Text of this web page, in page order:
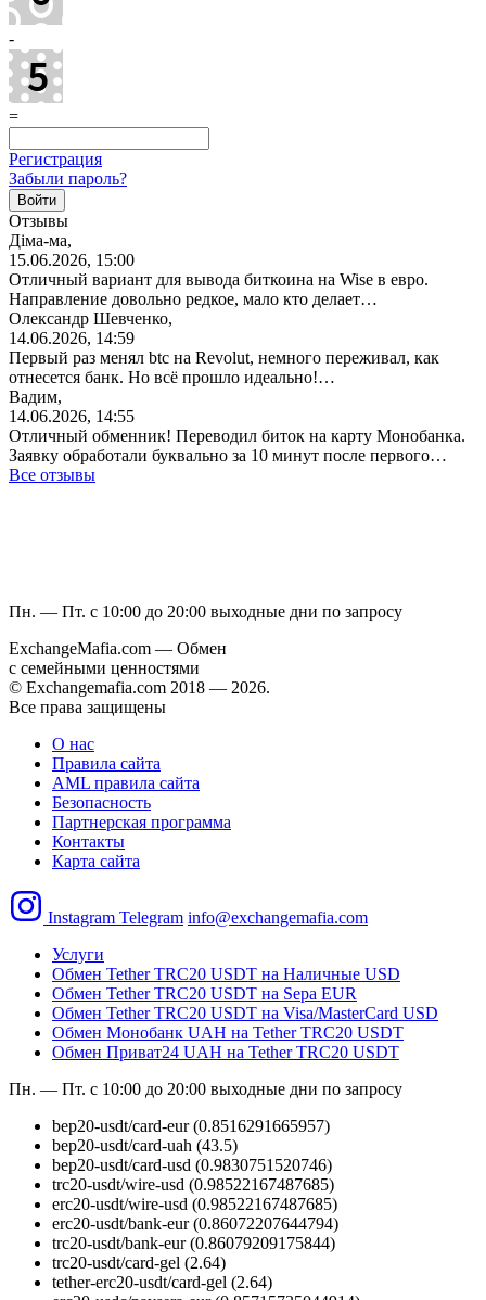
-
=
Регистрация
Забыли пароль?
Отзывы
Діма-ма,
15.06.2026, 15:00
Отличный вариант для вывода биткоина на Wise в евро.
Направление довольно редкое, мало кто делает…
Олександр Шевченко,
14.06.2026, 14:59
Первый раз менял btc на Revolut, немного переживал, как
отнесется банк. Но всё прошло идеально!…
Вадим,
14.06.2026, 14:55
Отличный обменник! Переводил биток на карту Монобанка.
Заявку обработали буквально за 10 минут после первого…
Все отзывы
Пн. — Пт. с 10:00 до 20:00 выходные дни по запросу
ExchangeMafia.com — Обмен
с семейными ценностями
© Exchangemafia.com 2018 — 2026.
Все права защищены
О нас
Правила сайта
AML правила сайта
Безопасность
Партнерская программа
Контакты
Карта сайта
Instagram Telegram info@exchangemafia.com
Услуги
Обмен Tether TRC20 USDT на Наличные USD
Обмен Tether TRC20 USDT на Sepa EUR
Обмен Tether TRC20 USDT на Visa/MasterCard USD
Обмен Монобанк UAH на Tether TRC20 USDT
Обмен Приват24 UAH на Tether TRC20 USDT
Пн. — Пт. с 10:00 до 20:00 выходные дни по запросу
bep20-usdt/card-eur (0.8516291665957)
bep20-usdt/card-uah (43.5)
bep20-usdt/card-usd (0.9830751520746)
trc20-usdt/wire-usd (0.98522167487685)
erc20-usdt/wire-usd (0.98522167487685)
erc20-usdt/bank-eur (0.86072207644794)
trc20-usdt/bank-eur (0.86079209175844)
trc20-usdt/card-gel (2.64)
tether-erc20-usdt/card-gel (2.64)